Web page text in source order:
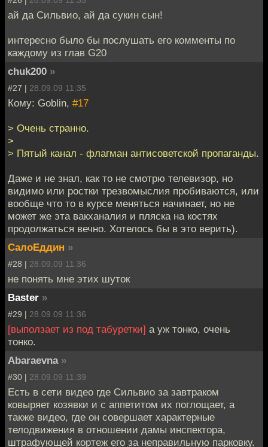
ай да Сильвио, ай да сукин сын!
интересно было бы послушать его комменты по
каждому из глав G20
chuk200 »
#27 | 28.09.09 11:35
Кому: Goblin, #17
> Очень странно.
>
> Пятый канал - флагман антисоветской пропаганды.
Даже и не знал, как то не смотрю телевизор, но
видимо или ростки трезвомыслия пробиваются, или
вообще что то в курсе меняться начинает, но не
может же эта вакханалия и пляска на костях
продолжаться вечно. Хотелось бы в это верить).
СалоЕддин »
#28 | 28.09.09 11:36
не понять мне этих шуток
Baster »
#29 | 28.09.09 11:36
[выползает из под табуретки] а уж тонко, очень
тонко.
Abaraevna »
#30 | 28.09.09 11:39
Есть в сети видео где Сильвио за завтраком
ковыряет козявки и с аппетитом их поглощает, а
также видео, где он совершает характерные
телодвижения в отношении дамы инспектора,
штрафующей кортеж его за неправильную парковку.